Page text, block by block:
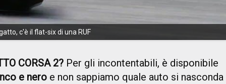
c'è il flat-six di una RUF
CORSA 2? Per gli incontentabili, è disponibile
e nero e non sappiamo quale auto si nasconda